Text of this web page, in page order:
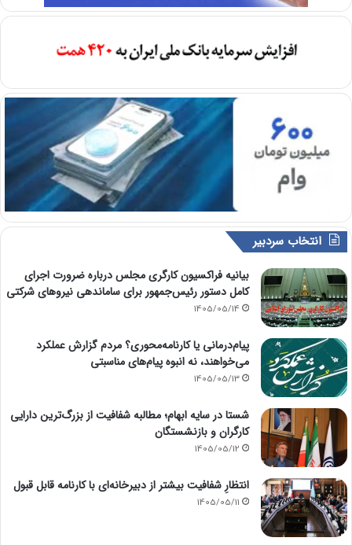
انتخاب سردبیر
بیانیه فراکسیون کارگری مجلس درباره ضرورت اجرای
کامل دستور رئیس‌جمهور برای ساماندهی نیروهای شرکتی
1405/05/14
پیام‌درمانی یا کارنامه‌محوری؟ مردم گزارش عملکرد
می‌خواهند، نه انبوه پیام‌های مناسبتی
1405/05/13
شستا در سایه ابهام؛ مطالبه شفافیت از بزرگ‌ترین دارایی
کارگران و بازنشستگان
1405/05/12
انتظارِ شفافیت بیشتر از دبیرخانه‌ای با کارنامه قابل قبول
1405/05/11